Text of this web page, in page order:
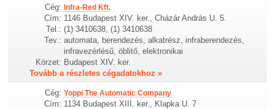
Cég: Infra-Red Kft.
Cím: 1146 Budapest XIV. ker., Cházár András U. 5.
Tel.: (1) 3410638, (1) 3410638
Tev.: automata, berendezés, alkatrész, infraberendezés,
infravezérlésű, öblitő, elektronikai
Körzet: Budapest XIV. ker.
Tovább a részletes cégadatokhoz »
Cég: Yoppi The Automatic Company
Cím: 1134 Budapest XIII. ker., Klapka U. 7